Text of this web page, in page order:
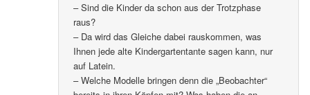
– Sind die Kinder da schon aus der Trotzphase
raus?
– Da wird das Gleiche dabei rauskommen, was
Ihnen jede alte Kindergartentante sagen kann, nur
auf Latein.
– Welche Modelle bringen denn die „Beobachter“